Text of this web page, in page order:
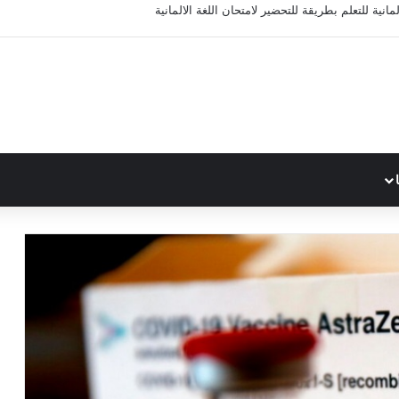
للتعلم بطريقة للتحضير لامتحان اللغة الالمانية